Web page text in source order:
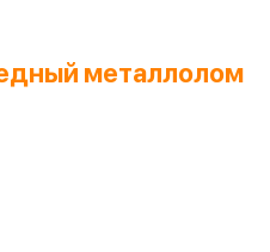
металлолом